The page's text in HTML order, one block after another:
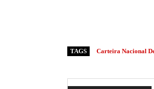
TAGS Carteira Nacional